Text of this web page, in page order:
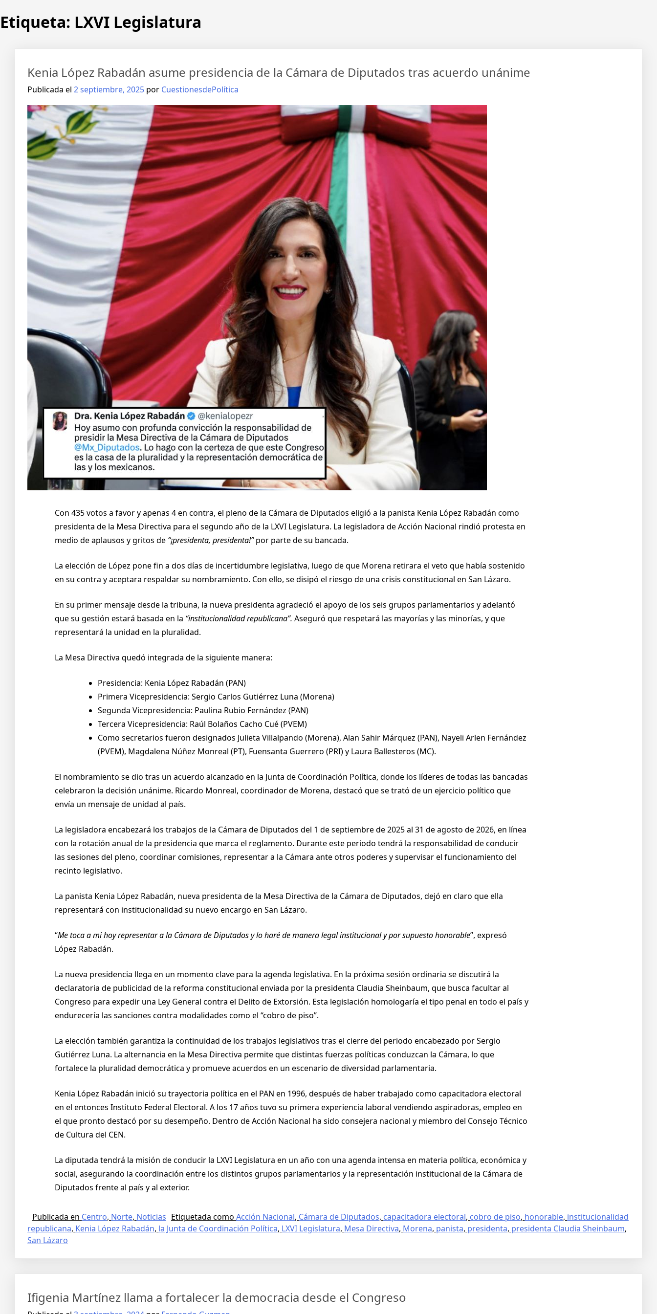
Etiqueta: LXVI Legislatura
Kenia López Rabadán asume presidencia de la Cámara de Diputados tras acuerdo unánime
Publicada el 2 septiembre, 2025 por CuestionesdePolítica
Con 435 votos a favor y apenas 4 en contra, el pleno de la Cámara de Diputados eligió a la panista Kenia López Rabadán como
presidenta de la Mesa Directiva para el segundo año de la LXVI Legislatura. La legisladora de Acción Nacional rindió protesta en
medio de aplausos y gritos de “¡presidenta, presidenta!”por parte de su bancada.
La elección de López pone fin a dos días de incertidumbre legislativa, luego de que Morena retirara el veto que había sostenido
en su contra y aceptara respaldar su nombramiento. Con ello, se disipó el riesgo de una crisis constitucional en San Lázaro.
En su primer mensaje desde la tribuna, la nueva presidenta agradeció el apoyo de los seis grupos parlamentarios y adelantó
que su gestión estará basada en la “institucionalidad republicana”. Aseguró que respetará las mayorías y las minorías, y que
representará la unidad en la pluralidad.
La Mesa Directiva quedó integrada de la siguiente manera:
Presidencia: Kenia López Rabadán (PAN)
Primera Vicepresidencia: Sergio Carlos Gutiérrez Luna (Morena)
Segunda Vicepresidencia: Paulina Rubio Fernández (PAN)
Tercera Vicepresidencia: Raúl Bolaños Cacho Cué (PVEM)
Como secretarios fueron designados Julieta Villalpando (Morena), Alan Sahir Márquez (PAN), Nayeli Arlen Fernández
(PVEM), Magdalena Núñez Monreal (PT), Fuensanta Guerrero (PRI) y Laura Ballesteros (MC).
El nombramiento se dio tras un acuerdo alcanzado en la Junta de Coordinación Política, donde los líderes de todas las bancadas
celebraron la decisión unánime. Ricardo Monreal, coordinador de Morena, destacó que se trató de un ejercicio político que
envía un mensaje de unidad al país.
La legisladora encabezará los trabajos de la Cámara de Diputados del 1 de septiembre de 2025 al 31 de agosto de 2026, en línea
con la rotación anual de la presidencia que marca el reglamento. Durante este periodo tendrá la responsabilidad de conducir
las sesiones del pleno, coordinar comisiones, representar a la Cámara ante otros poderes y supervisar el funcionamiento del
recinto legislativo.
La panista Kenia López Rabadán, nueva presidenta de la Mesa Directiva de la Cámara de Diputados, dejó en claro que ella
representará con institucionalidad su nuevo encargo en San Lázaro.
“Me toca a mi hoy representar a la Cámara de Diputados y lo haré de manera legal institucional y por supuesto honorable”, expresó
López Rabadán.
La nueva presidencia llega en un momento clave para la agenda legislativa. En la próxima sesión ordinaria se discutirá la
declaratoria de publicidad de la reforma constitucional enviada por la presidenta Claudia Sheinbaum, que busca facultar al
Congreso para expedir una Ley General contra el Delito de Extorsión. Esta legislación homologaría el tipo penal en todo el país y
endurecería las sanciones contra modalidades como el “cobro de piso”.
La elección también garantiza la continuidad de los trabajos legislativos tras el cierre del periodo encabezado por Sergio
Gutiérrez Luna. La alternancia en la Mesa Directiva permite que distintas fuerzas políticas conduzcan la Cámara, lo que
fortalece la pluralidad democrática y promueve acuerdos en un escenario de diversidad parlamentaria.
Kenia López Rabadán inició su trayectoria política en el PAN en 1996, después de haber trabajado como capacitadora electoral
en el entonces Instituto Federal Electoral. A los 17 años tuvo su primera experiencia laboral vendiendo aspiradoras, empleo en
el que pronto destacó por su desempeño. Dentro de Acción Nacional ha sido consejera nacional y miembro del Consejo Técnico
de Cultura del CEN.
La diputada tendrá la misión de conducir la LXVI Legislatura en un año con una agenda intensa en materia política, económica y
social, asegurando la coordinación entre los distintos grupos parlamentarios y la representación institucional de la Cámara de
Diputados frente al país y al exterior.
Publicada en Centro, Norte, Noticias Etiquetada como Acción Nacional, Cámara de Diputados, capacitadora electoral, cobro de piso, honorable, institucionalidad
republicana, Kenia López Rabadán, la Junta de Coordinación Política, LXVI Legislatura, Mesa Directiva, Morena, panista, presidenta, presidenta Claudia Sheinbaum,
San Lázaro
Ifigenia Martínez llama a fortalecer la democracia desde el Congreso